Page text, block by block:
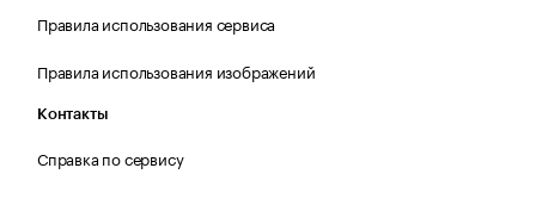
Правила использования сервиса
Правила использования изображений
Контакты
Справка по сервису